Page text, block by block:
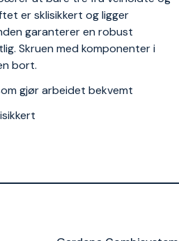
er sklisikkert og ligger
garanterer en robust
Skruen med komponenter i
bort.
gjør arbeidet bekvemt